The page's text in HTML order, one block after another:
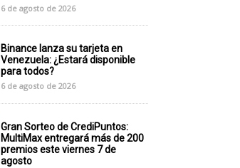
6 de agosto de 2026
Binance lanza su tarjeta en
Venezuela: ¿Estará disponible
para todos?
6 de agosto de 2026
Gran Sorteo de CrediPuntos:
MultiMax entregará más de 200
premios este viernes 7 de
agosto